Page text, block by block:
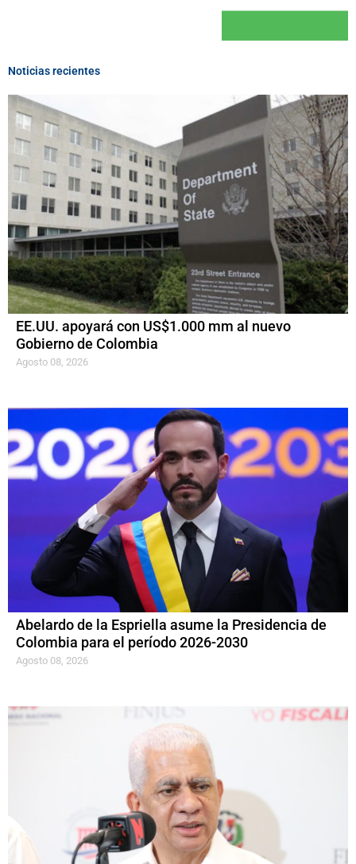
Noticias recientes
EE.UU. apoyará con US$1.000 mm al nuevo
Gobierno de Colombia
Agosto 08, 2026
Abelardo de la Espriella asume la Presidencia de
Colombia para el período 2026-2030
Agosto 08, 2026